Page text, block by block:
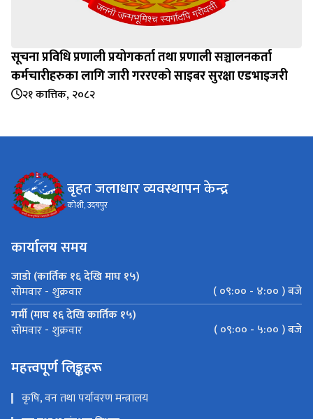
सूचना प्रविधि प्रणाली प्रयोगकर्ता तथा प्रणाली सञ्चालनकर्ता
कर्मचारीहरुका लागि जारी गररएको साइबर सुरक्षा एडभाइजरी
२१ कात्तिक, २०८२
बृहत जलाधार व्यवस्थापन केन्द्र
कोशी, उदयपुर
कार्यालय समय
जाडो (कार्तिक १६ देखि माघ १५)
सोमवार - शुक्रवार
( ०९:०० - ४:०० ) बजे
गर्मी (माघ १६ देखि कार्तिक १५)
सोमवार - शुक्रवार ( ०९:०० - ५:०० ) बजे
महत्त्वपूर्ण लिङ्कहरू
कृषि, वन तथा पर्यावरण मन्त्रालय